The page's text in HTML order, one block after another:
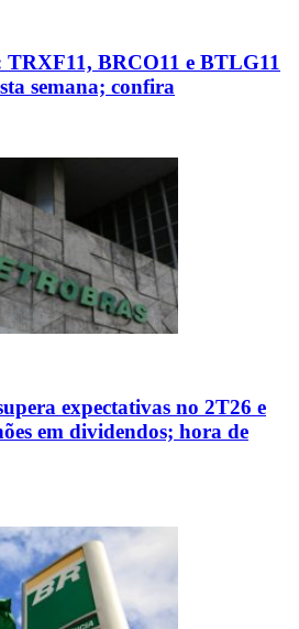
BRCO11 e BTLG11
semana; confira
expectativas no 2T26 e
em dividendos; hora de